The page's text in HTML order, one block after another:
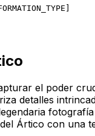
el poder
detalles
Ártico con una